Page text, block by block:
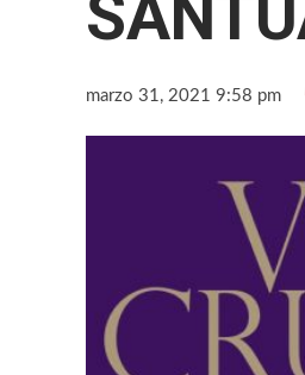
marzo 31, 2021 9:58 pm